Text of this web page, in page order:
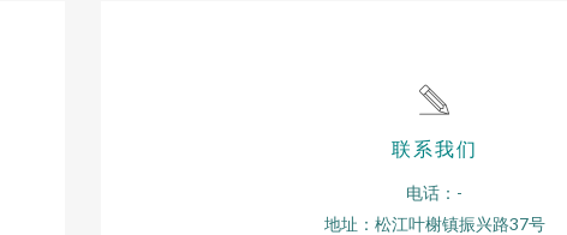
联系我们
电话：-
地址：松江叶榭镇振兴路37号